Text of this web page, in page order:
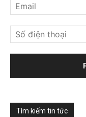
Tìm kiếm tin tức